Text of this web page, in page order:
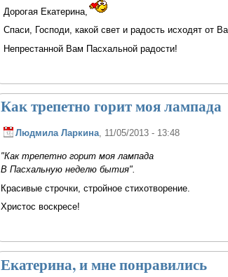
Дорогая Екатерина,
Спаси, Господи, какой свет и радость исходят от
Непрестанной Вам Пасхальной радости!
Как трепетно горит моя лампада
Людмила Ларкина, 11/05/2013 - 13:48
"Как трепетно горит моя лампада
В Пасхальную неделю бытия".
Красивые строчки, стройное стихотворение.
Христос воскресе!
Екатерина, и мне понравились